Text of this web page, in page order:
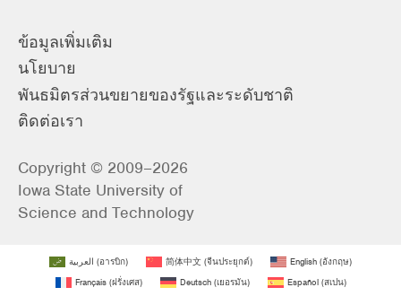
ข้อมูลเพิ่มเติม
นโยบาย
พันธมิตรส่วนขยายของรัฐและระดับชาติ
ติดต่อเรา
Copyright © 2009–2026
Iowa State University of
Science and Technology
العربية (อารบิก) 简体中文 (จีนประยุกต์) English (อังกฤษ)
Français(ฝรั่งเศส) Deutsch(เยอรมัน) Español(สเปน)